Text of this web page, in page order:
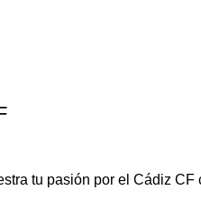
tu pasión por el Cádiz